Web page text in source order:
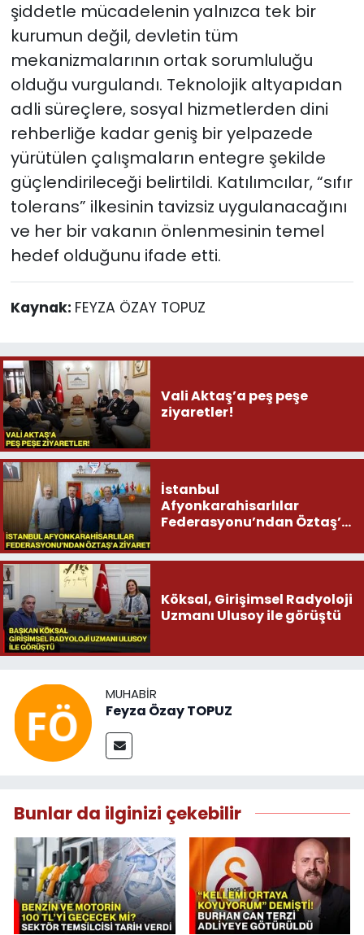
şiddetle mücadelenin yalnızca tek bir
kurumun değil, devletin tüm
mekanizmalarının ortak sorumluluğu
olduğu vurgulandı. Teknolojik altyapıdan
adli süreçlere, sosyal hizmetlerden dini
rehberliğe kadar geniş bir yelpazede
yürütülen çalışmaların entegre şekilde
güçlendirileceği belirtildi. Katılımcılar, “sıfır
tolerans” ilkesinin tavizsiz uygulanacağını
ve her bir vakanın önlenmesinin temel
hedef olduğunu ifade etti.
Kaynak: FEYZA ÖZAY TOPUZ
Vali Aktaş’a peş peşe
ziyaretler!
İstanbul
Afyonkarahisarlılar
Federasyonu’ndan Öztaş’a
Köksal, Girişimsel Radyoloji
Uzmanı Ulusoy ile görüştü
MUHABIR
Feyza Özay TOPUZ
Bunlar da ilginizi çekebilir